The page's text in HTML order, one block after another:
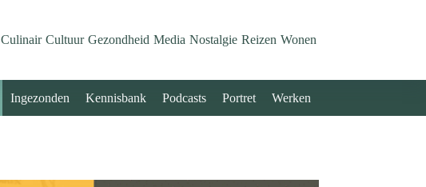
Culinair Cultuur Gezondheid Media Nostalgie Reizen Wonen
Ingezonden Kennisbank Podcasts Portret Werken